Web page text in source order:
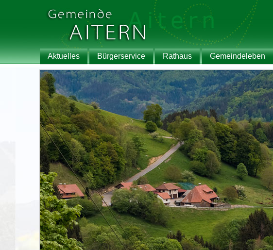
Aktuelles Bürgerservice Rathaus Gemeindeleben